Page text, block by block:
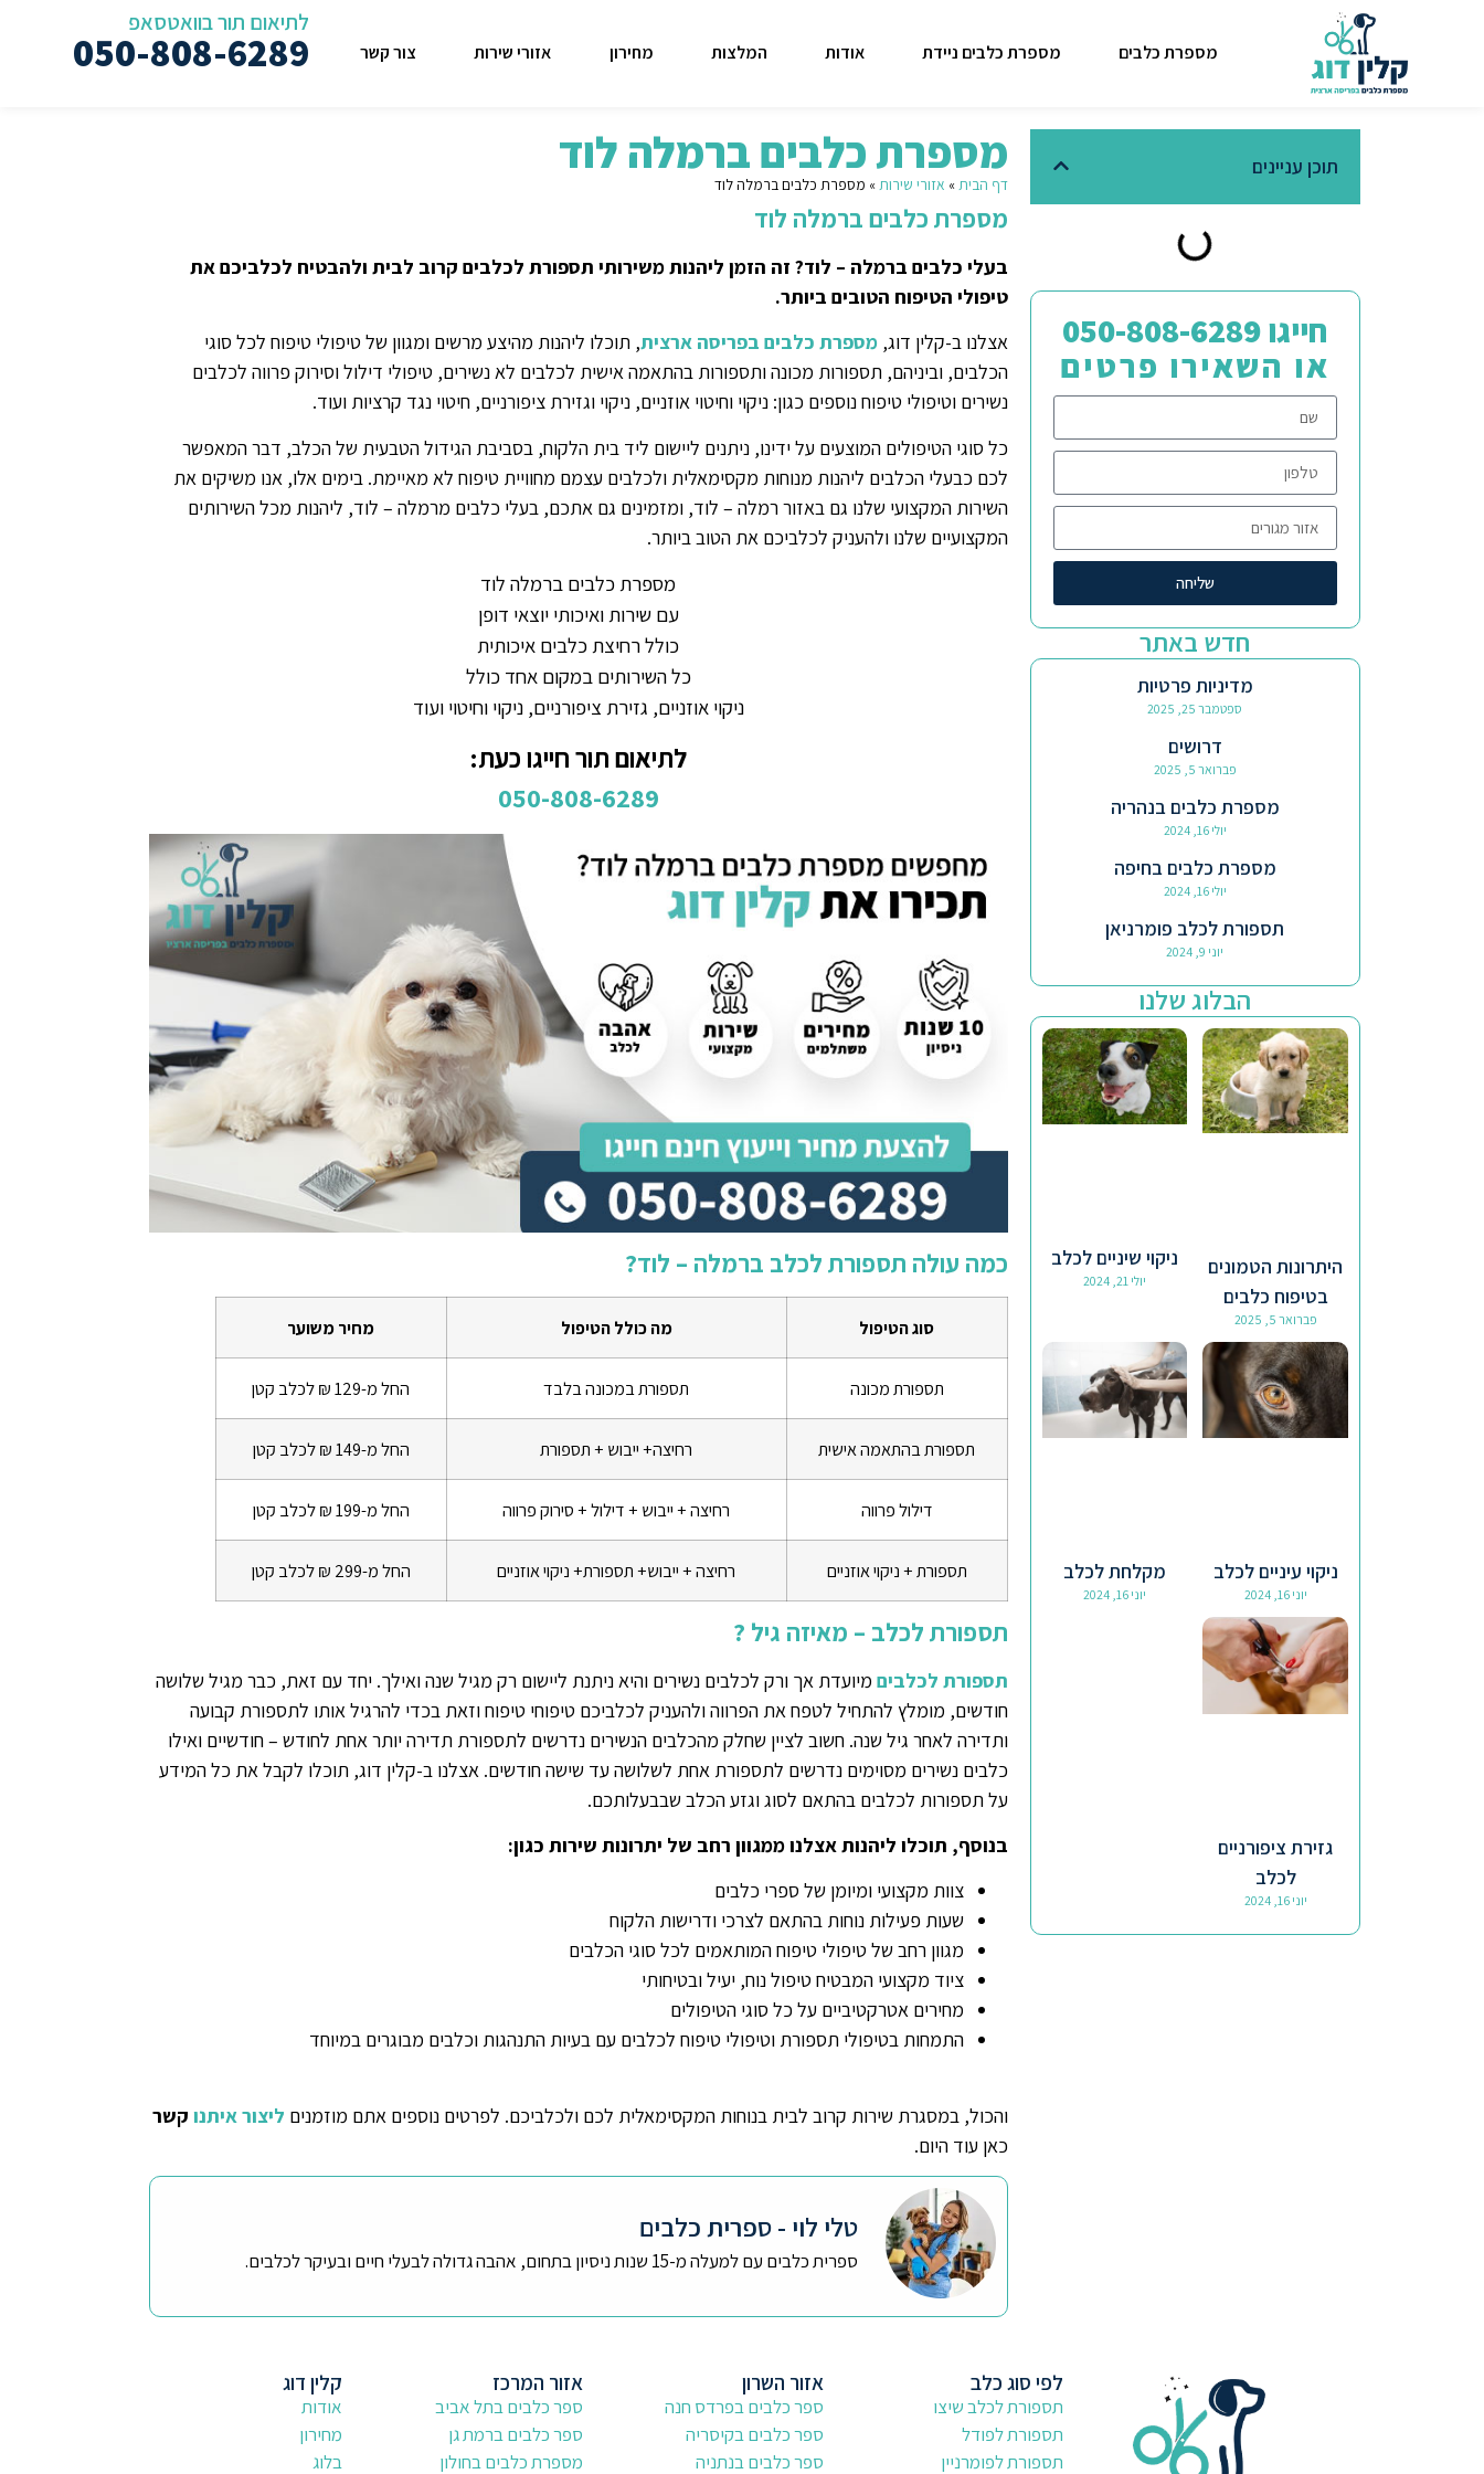
מספרת כלבים מספרת כלבים ניידת אודות המלצות מחירון אזורי שירות צור קשר
לתיאום תור בוואטסאפ
050-808-6289
תוכן עניינים
חייגו 050-808-6289
או השאירו פרטים
שליחה
חדש באתר
מדיניות פרטיות
ספטמבר 25, 2025
דרושים
פברואר 5, 2025
מספרת כלבים בנהריה
יולי 16, 2024
מספרת כלבים בחיפה
יולי 16, 2024
תספורת לכלב פומרניאן
יוני 9, 2024
הבלוג שלנו
היתרונות הטמונים
בטיפוח כלבים
פברואר 5, 2025
ניקוי שיניים לכלב
יולי 21, 2024
ניקוי עיניים לכלב
יוני 16, 2024
מקלחת לכלב
יוני 16, 2024
גזירת ציפורניים
לכלב
יוני 16, 2024
מספרת כלבים ברמלה לוד
דף הבית» אזורי שירות» מספרת כלבים ברמלה לוד
מספרת כלבים ברמלה לוד
בעלי כלבים ברמלה – לוד? זה הזמן ליהנות משירותי תספורת לכלבים קרוב לבית ולהבטיח לכלביכם את
טיפולי הטיפוח הטובים ביותר.
אצלנו ב-קלין דוג,מספרת כלבים בפריסה ארצית, תוכלו ליהנות מהיצע מרשים ומגוון של טיפולי טיפוח לכל סוגי
הכלבים, וביניהם, תספורות מכונה ותספורות בהתאמה אישית לכלבים לא נשירים, טיפולי דילול וסירוק פרווה לכלבים
נשירים וטיפולי טיפוח נוספים כגון: ניקוי וחיטוי אוזניים, ניקוי וגזירת ציפורניים, חיטוי נגד קרציות ועוד.
כל סוגי הטיפולים המוצעים על ידינו, ניתנים ליישום ליד בית הלקוח, בסביבת הגידול הטבעית של הכלב, דבר המאפשר
לכם כבעלי הכלבים ליהנות מנוחות מקסימאלית ולכלבים עצמם מחוויית טיפוח לא מאיימת. בימים אלו, אנו משיקים את
השירות המקצועי שלנו גם באזור רמלה – לוד, ומזמינים גם אתכם, בעלי כלבים מרמלה – לוד, ליהנות מכל השירותים
המקצועיים שלנו ולהעניק לכלביכם את הטוב ביותר.
מספרת כלבים ברמלה לוד
עם שירות ואיכותי יוצאי דופן
כולל רחיצת כלבים איכותית
כל השירותים במקום אחד כולל
ניקוי אוזניים, גזירת ציפורניים, ניקוי וחיטוי ועוד
לתיאום תור חייגו כעת:
050-808-6289
כמה עולה תספורת לכלב ברמלה – לוד?
סוג הטיפול מה כולל הטיפול מחיר משוער
תספורת מכונה תספורת במכונה בלבד החל מ-129 ₪ לכלב קטן
תספורת בהתאמה אישית רחיצה+ ייבוש + תספורת החל מ-149 ₪ לכלב קטן
דילול פרווה רחיצה + ייבוש + דילול + סירוק פרווה החל מ-199 ₪ לכלב קטן
תספורת + ניקוי אוזניים רחיצה + ייבוש+ תספורת+ ניקוי אוזניים החל מ-299 ₪ לכלב קטן
תספורת לכלב – מאיזה גיל ?
תספורת לכלבים מיועדת אך ורק לכלבים נשירים והיא ניתנת ליישום רק מגיל שנה ואילך. יחד עם זאת, כבר מגיל שלושה
חודשים, מומלץ להתחיל לטפח את הפרווה ולהעניק לכלביכם טיפוחי טיפוח וזאת בכדי להרגיל אותו לתספורת קבועה
ותדירה לאחר גיל שנה. חשוב לציין שחלק מהכלבים הנשירים נדרשים לתספורת תדירה יותר אחת לחודש – חודשיים ואילו
כלבים נשירים מסוימים נדרשים לתספורת אחת לשלושה עד שישה חודשים. אצלנו ב-קלין דוג, תוכלו לקבל את כל המידע
על תספורות לכלבים בהתאם לסוג וגזע הכלב שבבעלותכם.
בנוסף, תוכלו ליהנות אצלנו ממגוון רחב של יתרונות שירות כגון:
צוות מקצועי ומיומן של ספרי כלבים
שעות פעילות נוחות בהתאם לצרכי ודרישות הלקוח
מגוון רחב של טיפולי טיפוח המותאמים לכל סוגי הכלבים
ציוד מקצועי המבטיח טיפול נוח, יעיל ובטיחותי
מחירים אטרקטיביים על כל סוגי הטיפולים
התמחות בטיפולי תספורת וטיפולי טיפוח לכלבים עם בעיות התנהגות וכלבים מבוגרים במיוחד
והכול, במסגרת שירות קרוב לבית בנוחות המקסימאלית לכם ולכלביכם. לפרטים נוספים אתם מוזמנים ליצור איתנו קשר
כאן עוד היום.
טלי לוי - ספרית כלבים
ספרית כלבים עם למעלה מ-15 שנות ניסיון בתחום, אהבה גדולה לבעלי חיים ובעיקר לכלבים.
לפי סוג כלב
תספורת לכלב שיצו
תספורת לפודל
תספורת לפומרניין
אזור השרון
ספר כלבים בפרדס חנה
ספר כלבים בקיסריה
ספר כלבים בנתניה
אזור המרכז
ספר כלבים בתל אביב
ספר כלבים ברמת גן
מספרת כלבים בחולון
קלין דוג
אודות
מחירון
בלוג